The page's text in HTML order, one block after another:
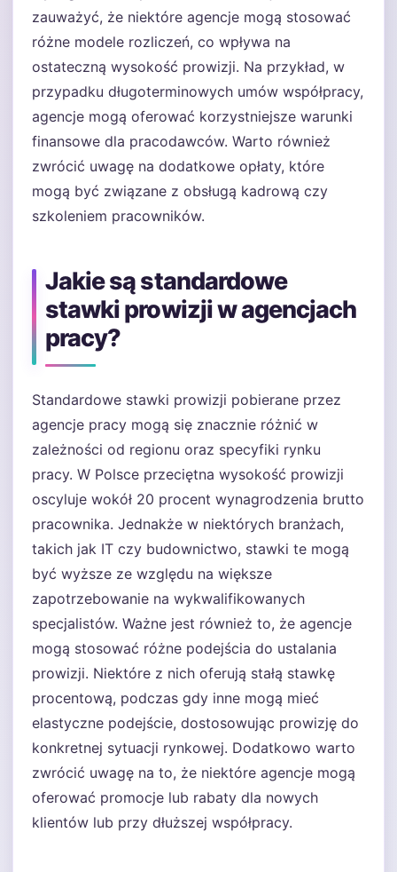
zauważyć, że niektóre agencje mogą stosować
różne modele rozliczeń, co wpływa na
ostateczną wysokość prowizji. Na przykład, w
przypadku długoterminowych umów współpracy,
agencje mogą oferować korzystniejsze warunki
finansowe dla pracodawców. Warto również
zwrócić uwagę na dodatkowe opłaty, które
mogą być związane z obsługą kadrową czy
szkoleniem pracowników.
Jakie są standardowe
stawki prowizji w agencjach
pracy?
Standardowe stawki prowizji pobierane przez
agencje pracy mogą się znacznie różnić w
zależności od regionu oraz specyfiki rynku
pracy. W Polsce przeciętna wysokość prowizji
oscyluje wokół 20 procent wynagrodzenia brutto
pracownika. Jednakże w niektórych branżach,
takich jak IT czy budownictwo, stawki te mogą
być wyższe ze względu na większe
zapotrzebowanie na wykwalifikowanych
specjalistów. Ważne jest również to, że agencje
mogą stosować różne podejścia do ustalania
prowizji. Niektóre z nich oferują stałą stawkę
procentową, podczas gdy inne mogą mieć
elastyczne podejście, dostosowując prowizję do
konkretnej sytuacji rynkowej. Dodatkowo warto
zwrócić uwagę na to, że niektóre agencje mogą
oferować promocje lub rabaty dla nowych
klientów lub przy dłuższej współpracy.